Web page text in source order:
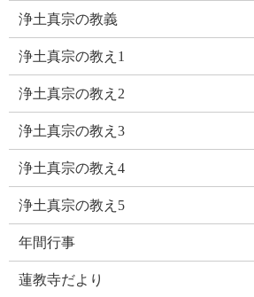
浄土真宗の教義
浄土真宗の教え1
浄土真宗の教え2
浄土真宗の教え3
浄土真宗の教え4
浄土真宗の教え5
年間行事
蓮教寺だより